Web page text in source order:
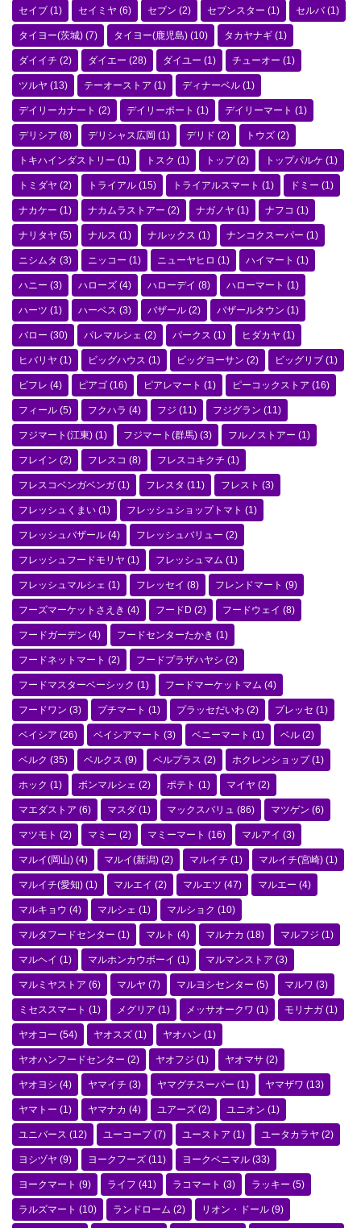
セイブ (1) セイミヤ (6) セブン (2) セブンスター (1) セルバ(1)
タイヨー(茨城) (7) タイヨー(鹿児島) (10) タカヤナギ (1)
ダイイチ (2) ダイエー (28) ダイユー (1) チューオー (1)
ツルヤ (13) テーオーストア (1) ディナーベル (1)
デイリーカナート (2) デイリーポート (1) デイリーマート (1)
デリシア (8) デリシャス広岡 (1) デリド (2) トウズ (2)
トキハインダストリー (1) トスク (1) トップ(2) トップパルケ (1)
トミダヤ (2) トライアル (15) トライアルスマート (1) ドミー (1)
ナカケー (1) ナカムラストアー (2) ナガノヤ (1) ナフコ (1)
ナリタヤ (5) ナルス (1) ナルックス (1) ナンコクスーパー (1)
ニシムタ (3) ニッコー (1) ニューヤヒロ (1) ハイマート (1)
ハニー (3) ハローズ (4) ハローデイ (8) ハローマート (1)
ハーツ (1) ハーベス (3) バザール (2) バザールタウン (1)
バロー (30) パレマルシェ (2) パークス (1) ヒダカヤ (1)
ヒバリヤ (1) ビッグハウス (1) ビッグヨーサン (2) ビッグリブ (1)
ビフレ (4) ピアゴ (16) ピアレマート (1) ピーコックストア (16)
フィール (5) フクハラ (4) フジ (11) フジグラン (11)
フジマート(江東) (1) フジマート(群馬) (3) フルノストアー (1)
フレイン (2) フレスコ (8) フレスコキクチ (1)
フレスコベンガベンガ (1) フレスタ (11) フレスト (3)
フレッシュくまい (1) フレッシュショップトマト (1)
フレッシュバザール (4) フレッシュバリュー (2)
フレッシュフードモリヤ (1) フレッシュマム (1)
フレッシュマルシェ (1) フレッセイ (8) フレンドマート (9)
フーズマーケットさえき (4) フードD (2) フードウェイ (8)
フードガーデン (4) フードセンターたかき (1)
フードネットマート (2) フードプラザハヤシ (2)
フードマスターベーシック (1) フードマーケットマム (4)
フードワン (3) プチマート (1) プラッセだいわ (2) プレッセ (1)
ベイシア (26) ベイシアマート (3) ベニーマート (1) ベル (2)
ベルク (35) ベルクス (9) ベルプラス (2) ホクレンショップ(1)
ホック (1) ボンマルシェ (2) ポテト (1) マイヤ (2)
マエダストア (6) マスダ (1) マックスバリュ (86) マツゲン (6)
マツモト (2) マミー (2) マミーマート (16) マルアイ (3)
マルイ(岡山) (4) マルイ(新潟) (2) マルイチ (1) マルイチ(宮崎) (1)
マルイチ(愛知) (1) マルエイ (2) マルエツ (47) マルエー (4)
マルキョウ (4) マルシェ (1) マルショク (10)
マルタフードセンター (1) マルト (4) マルナカ (18) マルフジ (1)
マルヘイ (1) マルホンカウボーイ (1) マルマンストア (3)
マルミヤストア (6) マルヤ (7) マルヨシセンター (5) マルワ (3)
ミセススマート (1) メグリア (1) メッサオークワ (1) モリナガ (1)
ヤオコー (54) ヤオスズ (1) ヤオハン (1)
ヤオハンフードセンター (2) ヤオフジ (1) ヤオマサ (2)
ヤオヨシ (4) ヤマイチ (3) ヤマグチスーパー (1) ヤマザワ (13)
ヤマトー (1) ヤマナカ (4) ユアーズ (2) ユニオン (1)
ユニバース (12) ユーコープ(7) ユーストア (1) ユータカラヤ (2)
ヨシヅヤ (9) ヨークフーズ (11) ヨークベニマル (33)
ヨークマート (9) ライフ (41) ラコマート (3) ラッキー (5)
ラルズマート (10) ランドローム (2) リオン・ドール (9)